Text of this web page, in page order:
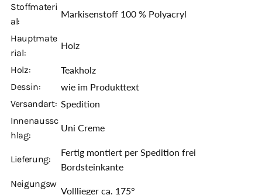
Stoffmateri
al:
Markisenstoff 100 % Polyacryl
Hauptmate
rial:
Holz
Holz:
Teakholz
Dessin:
wie im Produkttext
Versandart: Spedition
Innenaussc
hlag:
Uni Creme
Lieferung:
Fertig montiert per Spedition frei
Bordsteinkante
Neigungsw
Volllieger ca. 175°